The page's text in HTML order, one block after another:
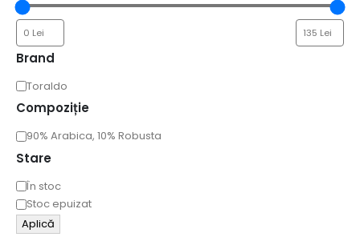
Brand
Toraldo
Compoziție
90% Arabica, 10% Robusta
Stare
În stoc
Stoc epuizat
Aplică